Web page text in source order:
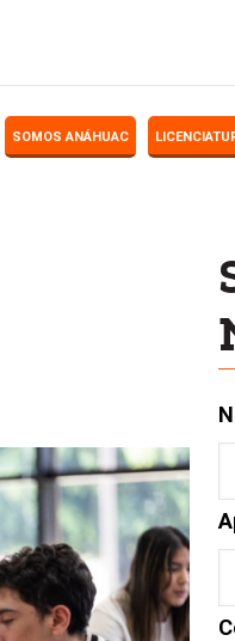
SOMOS ANÁHUAC